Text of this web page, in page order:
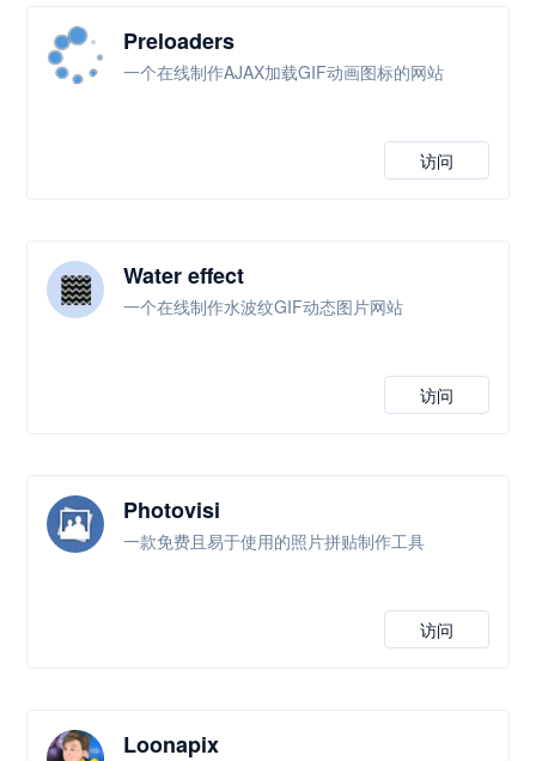
Preloaders
一个在线制作AJAX加载GIF动画图标的网站
访问
Water effect
一个在线制作水波纹GIF动态图片网站
访问
Photovisi
一款免费且易于使用的照片拼贴制作工具
访问
Loonapix